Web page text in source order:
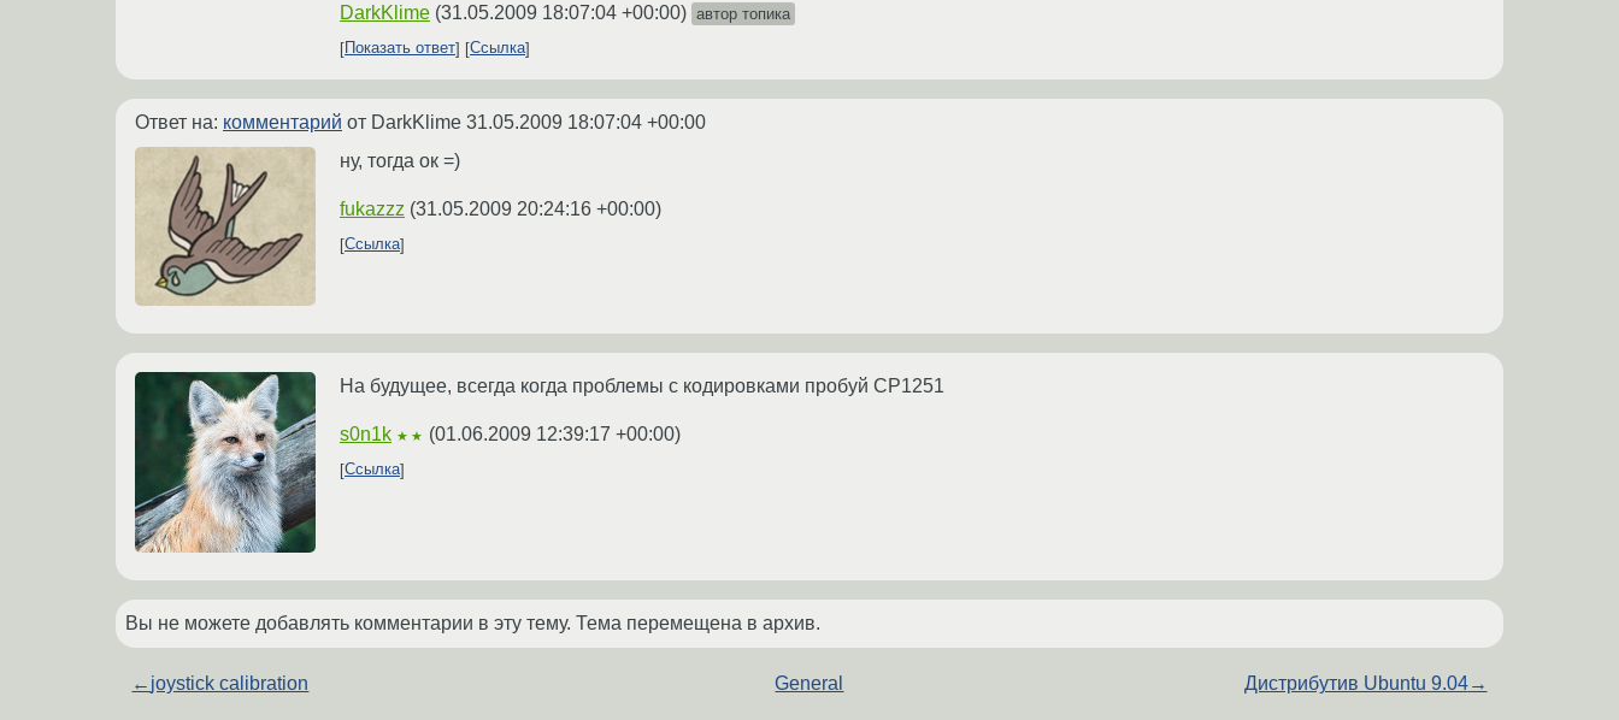
DarkKlime (31.05.2009 18:07:04 +00:00) автор топика
Показать ответ
Ссылка
Ответ на: комментарий от DarkKlime 31.05.2009 18:07:04 +00:00
ну, тогда ок =)
fukazzz (31.05.2009 20:24:16 +00:00)
Ссылка
На будущее, всегда когда проблемы с кодировками пробуй CP1251
s0n1k ★★ (01.06.2009 12:39:17 +00:00)
Ссылка
Вы не можете добавлять комментарии в эту тему. Тема перемещена в архив.
← joystick calibration General Дистрибутив Ubuntu 9.04→